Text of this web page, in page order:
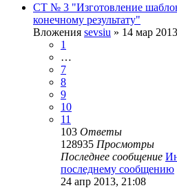
СТ № 3 "Изготовление
конечному результату"
Вложения sevsiu » 14 мар
1
…
7
8
9
10
11
103 Ответы
128935 Просмотры
Последнее сообщение
последнему сообщению
24 апр 2013, 21:08